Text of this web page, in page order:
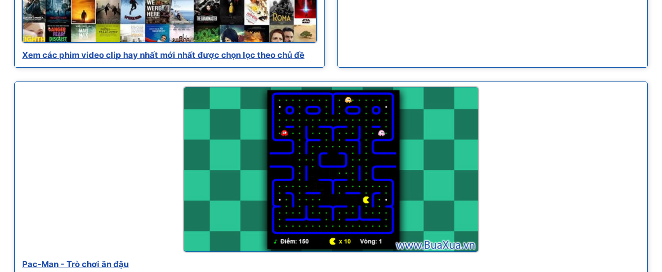
Xem các phim video clip hay nhất mới nhất được chọn lọc theo chủ đề
Pac-Man - Trò chơi ăn đậu